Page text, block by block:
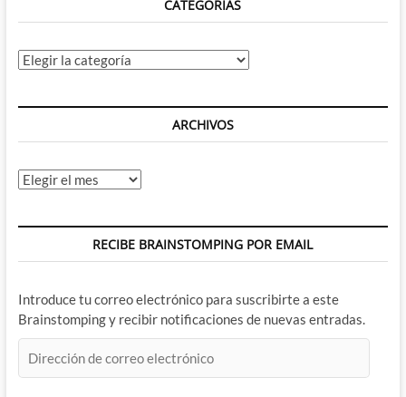
CATEGORÍAS
Categorías
ARCHIVOS
Archivos
RECIBE BRAINSTOMPING POR EMAIL
Introduce tu correo electrónico para suscribirte a este
Brainstomping y recibir notificaciones de nuevas entradas.
de